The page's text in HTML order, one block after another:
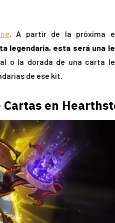
. A partir de la próxima
legendaria, esta será una
o la dorada de una carta
de ese kit.
en